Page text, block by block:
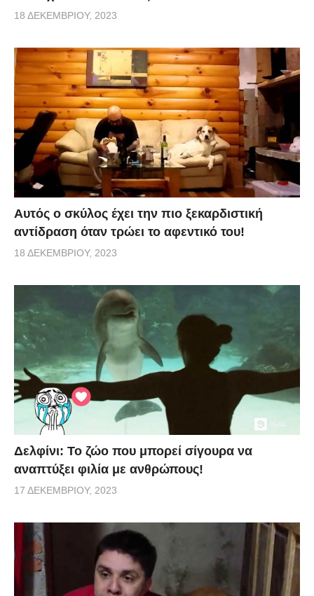
18 ΔΕΚΕΜΒΡΊΟΥ, 2023
Αυτός ο σκύλος έχει την πιο ξεκαρδιστική
αντίδραση όταν τρώει το αφεντικό του!
18 ΔΕΚΕΜΒΡΊΟΥ, 2023
Δελφίνι: Το ζώο που μπορεί σίγουρα να
αναπτύξει φιλία με ανθρώπους!
17 ΔΕΚΕΜΒΡΊΟΥ, 2023